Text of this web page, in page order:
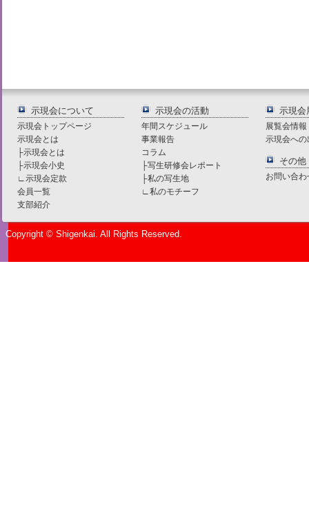
示現会について
示現会トップページ
示現会とは
├示現会とは
├示現会小史
∟ 示現会定款
会員一覧
支部紹介
示現会の活動
年間スケジュール
事業報告
コラム
├写生研修会レポート
├私の写生地
∟ 私のモチーフ
示現会
展覧会情報
示現会へ
その他
お問い合
Copyright © Shigenkai. All Rights Reserved.